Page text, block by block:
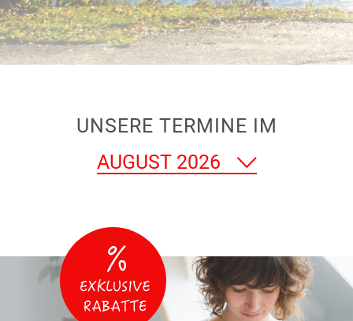
UNSERE TERMINE IM
Monat
einen
Monat
aus,
um
die